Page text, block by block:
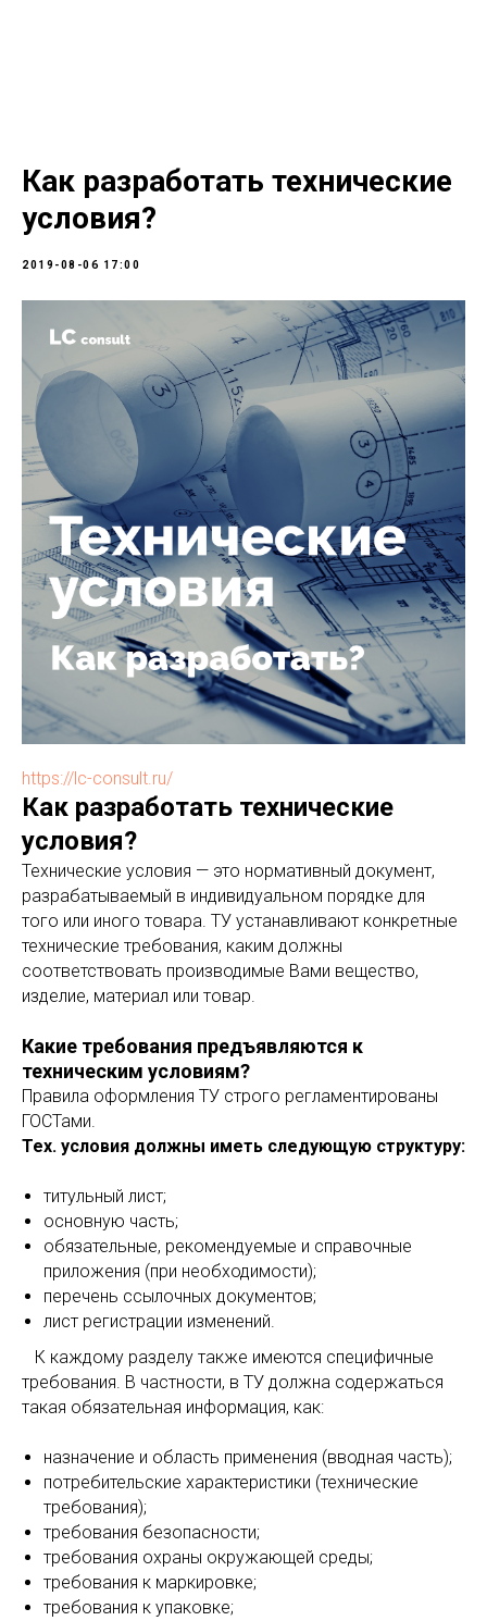
Как разработать технические
условия?
2019-08-06 17:00
https://lc-consult.ru/
Как разработать технические
условия?
Технические условия — это нормативный документ,
разрабатываемый в индивидуальном порядке для
того или иного товара. ТУ устанавливают конкретные
технические требования, каким должны
соответствовать производимые Вами вещество,
изделие, материал или товар.
Какие требования предъявляются к
техническим условиям?
Правила оформления ТУ строго регламентированы
ГОСТами.
Тех. условия должны иметь следующую структуру:
титульный лист;
основную часть;
обязательные, рекомендуемые и справочные
приложения (при необходимости);
перечень ссылочных документов;
лист регистрации изменений.
⠀К каждому разделу также имеются специфичные
требования. В частности, в ТУ должна содержаться
такая обязательная информация, как:
назначение и область применения (вводная часть);
потребительские характеристики (технические
требования);
требования безопасности;
требования охраны окружающей среды;
требования к маркировке;
требования к упаковке;